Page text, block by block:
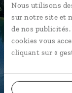
Nous utilisons
sur notre site et
de nos
cookies vous
cliquant sur «
connectés
téléphone.
Vous
pendant et